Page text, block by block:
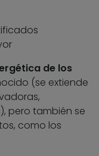
de los
(se extiende
pero también se
como los